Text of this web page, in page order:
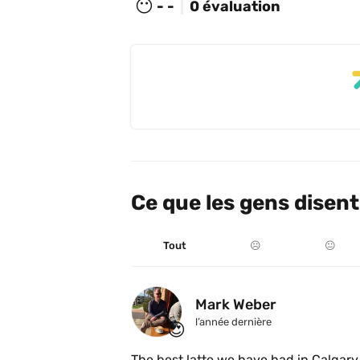
😶 - - 0 évaluation
Ce que les gens disent
Tout ☹️ 😐
😍
Mark Weber
l’année dernière